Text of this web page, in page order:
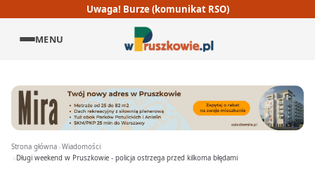
Uwaga! Burze (komunikat RSO)
MENU
Strona główna Wiadomości
Długi weekend w Pruszkowie - policja ostrzega przed kilkoma błędami